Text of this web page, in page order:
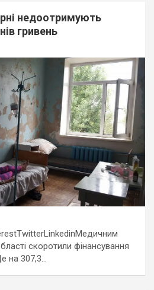
недоотримують
гривень
скоротили фінансування
на 307,3…